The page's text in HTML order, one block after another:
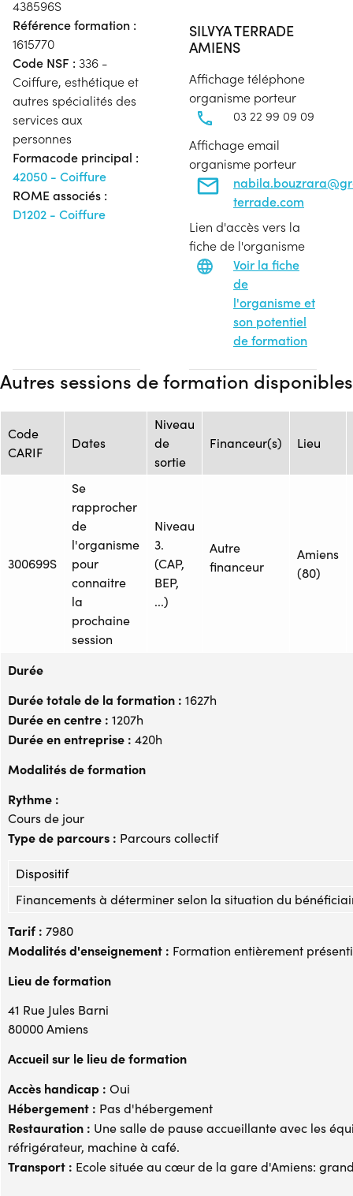
438596S
Référence formation :
1615770
Code NSF : 336 -
Coiffure, esthétique et
autres spécialités des
services aux
personnes
Formacode principal :
42050 - Coiffure
ROME associés :
D1202 - Coiffure
SILVYA TERRADE
AMIENS
Affichage téléphone
organisme porteur
03 22 99 09 09
Affichage email
organisme porteur
terrade.com
Lien d'accès vers la
fiche de l'organisme
Voir la fiche
de
l'organisme et
son potentiel
de formation
Autres sessions de formation disponibles
Code
CARIF
Dates
Niveau
de
sortie
Financeur(s) Lieu
300699S
Se
rapprocher
de
l'organisme
pour
connaitre
la
prochaine
session
Niveau
3.
(CAP,
BEP,
...)
Autre
financeur
Amiens
(80)
Durée
Durée totale de la formation : 1627h
Durée en centre : 1207h
Durée en entreprise : 420h
Modalités de formation
Rythme :
Cours de jour
Type de parcours : Parcours collectif
Dispositif
Financements à déterminer selon la situation du
Tarif : 7980
Modalités d'enseignement : Formation entièrement
Lieu de formation
41 Rue Jules Barni
80000 Amiens
Accueil sur le lieu de formation
Accès handicap : Oui
Hébergement : Pas d'hébergement
Restauration : Une salle de pause accueillante avec les
réfrigérateur, machine à café.
Transport : Ecole située au cœur de la gare d'Amiens: